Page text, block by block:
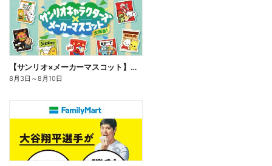
【サンリオ×メーカーマスコット】オリジナルグッズ貰える!
8月3日 ～8月10日